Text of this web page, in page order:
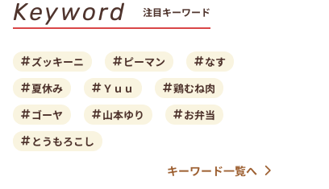
Keyword 注目キーワード
ズッキーニ ピーマン
なす
夏休み
Ｙｕｕ
鶏むね肉
ゴーヤ
山本ゆり
お弁当
とうもろこし
キーワード一覧へ